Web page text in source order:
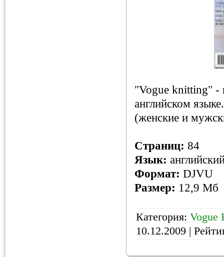
"Vogue knitting" -
английском
(женские и
Страниц: 84
Язык:
Формат: DJVU
Размер: 12,9 Мб
Категория: Vogue
10.12.2009 |